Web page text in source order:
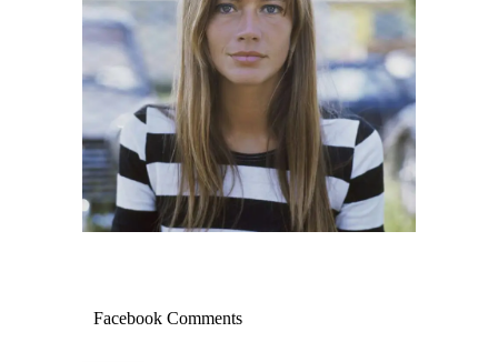
Facebook Comments